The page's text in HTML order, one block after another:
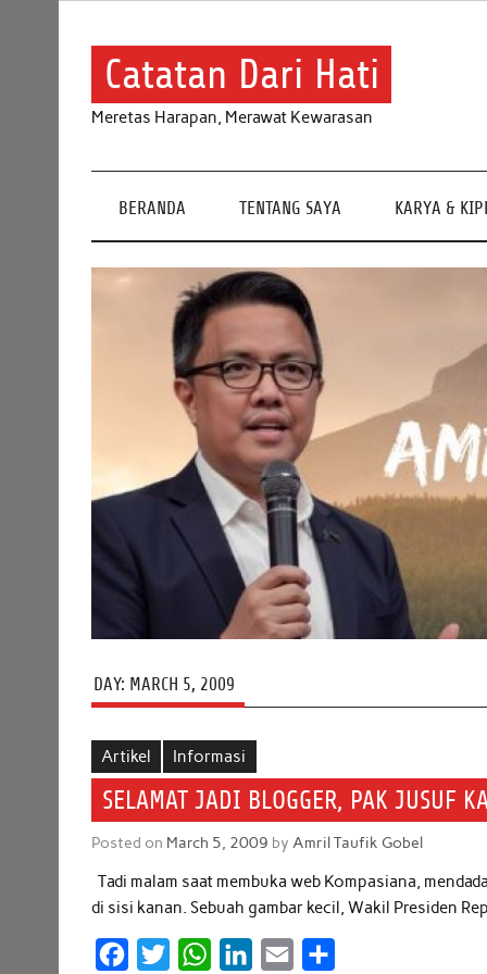
Catatan Dari Hati
Meretas Harapan, Merawat Kewarasan
BERANDA TENTANG SAYA KARYA &
DAY: MARCH 5, 2009
Artikel Informasi
SELAMAT JADI BLOGGER, PAK JUSUF
Posted on March 5, 2009 by Amril Taufik Gobel
Tadi malam saat membuka web Kompasiana,
di sisi kanan. Sebuah gambar kecil, Wakil Presiden
W